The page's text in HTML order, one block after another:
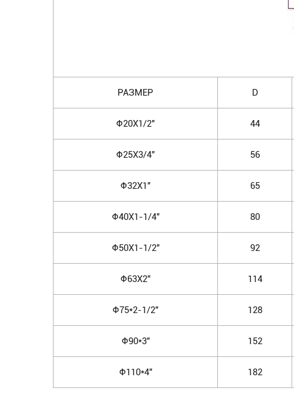
РАЗМЕР D
Φ20X1/2" 44
Φ25X3/4" 56
Φ32X1" 65
Φ40X1-1/4" 80
Φ50X1-1/2" 92
Φ63X2" 114
Φ75*2-1/2" 128
Φ90*3" 152
Φ110*4" 182